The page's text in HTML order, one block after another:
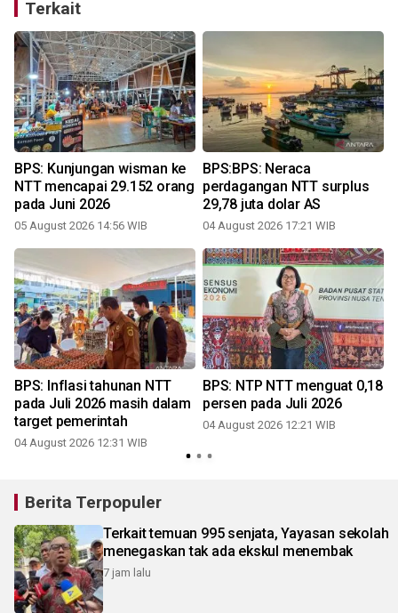
Terkait
BPS: Kunjungan wisman ke
NTT mencapai 29.152 orang
pada Juni 2026
05 August 2026 14:56 WIB
BPS:BPS: Neraca
perdagangan NTT surplus
29,78 juta dolar AS
04 August 2026 17:21 WIB
BPS: Inflasi tahunan NTT
pada Juli 2026 masih dalam
target pemerintah
04 August 2026 12:31 WIB
BPS: NTP NTT menguat 0,18
persen pada Juli 2026
04 August 2026 12:21 WIB
Berita Terpopuler
Terkait temuan 995 senjata, Yayasan sekolah
menegaskan tak ada ekskul menembak
7 jam lalu